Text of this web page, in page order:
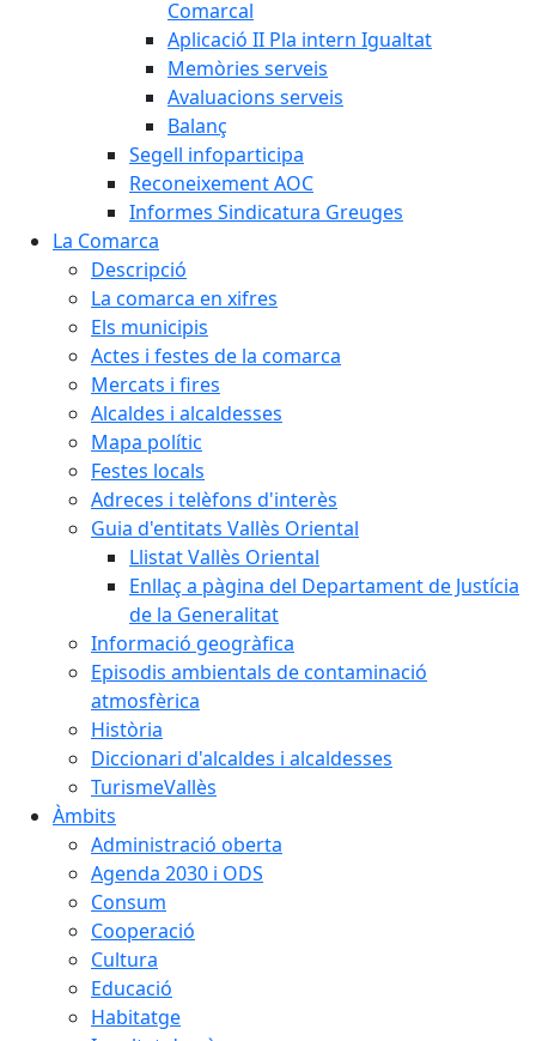
Comarcal
Aplicació II Pla intern Igualtat
Memòries serveis
Avaluacions serveis
Balanç
Segell infoparticipa
Reconeixement AOC
Informes Sindicatura Greuges
La Comarca
Descripció
La comarca en xifres
Els municipis
Actes i festes de la comarca
Mercats i fires
Alcaldes i alcaldesses
Mapa polític
Festes locals
Adreces i telèfons d'interès
Guia d'entitats Vallès Oriental
Llistat Vallès Oriental
Enllaç a pàgina del Departament de Justícia
de la Generalitat
Informació geogràfica
Episodis ambientals de contaminació
atmosfèrica
Història
Diccionari d'alcaldes i alcaldesses
TurismeVallès
Àmbits
Administració oberta
Agenda 2030 i ODS
Consum
Cooperació
Cultura
Educació
Habitatge